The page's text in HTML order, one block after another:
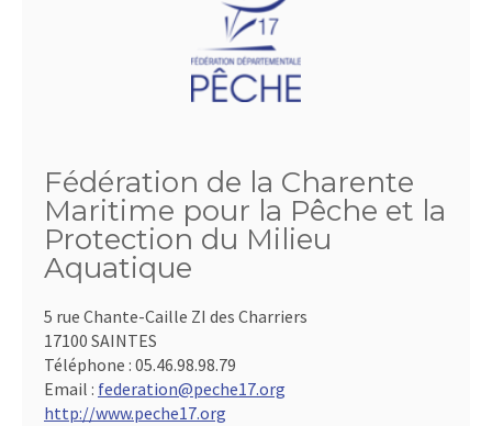
Fédération de la Charente
Maritime pour la Pêche et la
Protection du Milieu
Aquatique
5 rue Chante-Caille ZI des Charriers
17100 SAINTES
Téléphone : 05.46.98.98.79
Email : federation@peche17.org
http://www.peche17.org